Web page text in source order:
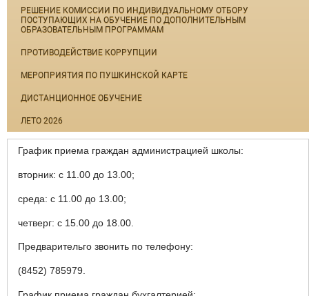
РЕШЕНИЕ КОМИССИИ ПО ИНДИВИДУАЛЬНОМУ ОТБОРУ
ПОСТУПАЮЩИХ НА ОБУЧЕНИЕ ПО ДОПОЛНИТЕЛЬНЫМ
ОБРАЗОВАТЕЛЬНЫМ ПРОГРАММАМ
ПРОТИВОДЕЙСТВИЕ КОРРУПЦИИ
МЕРОПРИЯТИЯ ПО ПУШКИНСКОЙ КАРТЕ
ДИСТАНЦИОННОЕ ОБУЧЕНИЕ
ЛЕТО 2026
График приема граждан администрацией школы:
вторник: с 11.00 до 13.00;
среда: с 11.00 до 13.00;
четверг: с 15.00 до 18.00.
Предварительго звонить по телефону:
(8452) 785979.